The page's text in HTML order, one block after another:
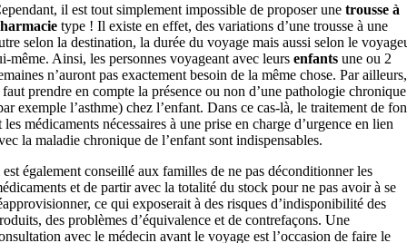
il est tout simplement impossible de proposer une trousse à
type ! Il existe en effet, des variations d’une trousse à une
selon la destination, la durée du voyage mais aussi selon le
même. Ainsi, les personnes voyageant avec leurs enfantsune ou 2
n’auront pas exactement besoin de la même chose. Par ailleurs,
prendre en compte la présence ou non d’une pathologie chronique
exemple l’asthme) chez l’enfant. Dans ce cas-là, le traitement de
les médicaments nécessaires à une prise en charge d’urgence en lien
la maladie chronique de l’enfant sont indispensables.
également conseillé aux familles de ne pas déconditionner les
et de partir avec la totalité du stock pour ne pas avoir à se
ce qui exposerait à des risques d’indisponibilité des
des problèmes d’équivalence et de contrefaçons. Une
avec le médecin avant le voyage est l’occasion de faire le